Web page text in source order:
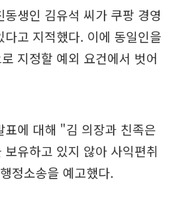
생인 김유석 씨가 쿠팡 경영
고 지적했다. 이에 동일인을
지정할 예외 요건에서 벗어
표에 대해 "김 의장과 친족은
유하고 있지 않아 사익편취
정소송을 예고했다.